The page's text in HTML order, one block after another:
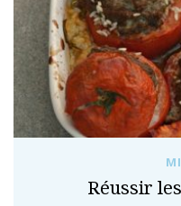
Réussir